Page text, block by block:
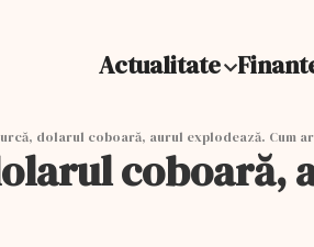
Actualitate
dolarul coboară, aurul explodează. Cum
coboară,